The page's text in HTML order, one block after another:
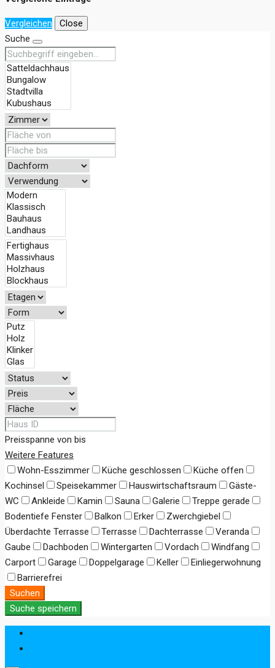
Vergleichen
Close
Suche
Preisspanne von bis
Weitere Features
Wohn-Esszimmer
Küche geschlossen
Küche offen
Kochinsel
Speisekammer Hauswirtschaftsraum
Gäste-
WC
Ankleide Kamin Sauna Galerie
Treppe gerade
Bodentiefe Fenster
Balkon Erker
Zwerchgiebel
Überdachte Terrasse
Terrasse Dachterrasse
Veranda
Gaube
Dachboden Wintergarten Vordach
Windfang
Carport
Garage Doppelgarage Keller
Einliegerwohnung
Barrierefrei
Suchen
Suche speichern